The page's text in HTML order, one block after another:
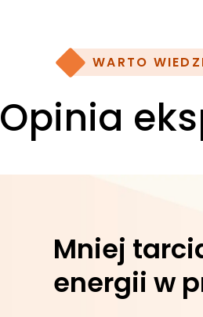
WARTO
Opinia
Mniej
energii w